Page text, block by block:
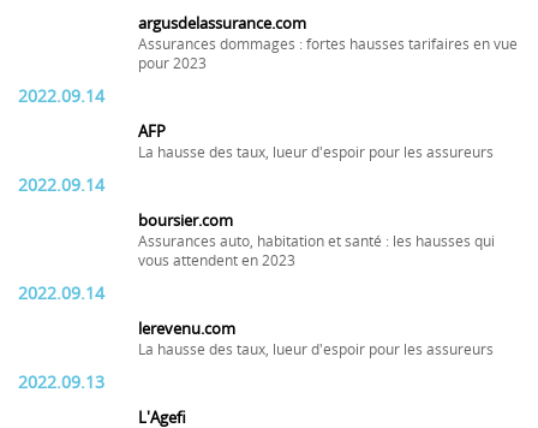
argusdelassurance.com
Assurances dommages : fortes hausses tarifaires en vue
pour 2023
2022.09.14
AFP
La hausse des taux, lueur d'espoir pour les assureurs
2022.09.14
boursier.com
Assurances auto, habitation et santé : les hausses qui
vous attendent en 2023
2022.09.14
lerevenu.com
La hausse des taux, lueur d'espoir pour les assureurs
2022.09.13
L'Agefi